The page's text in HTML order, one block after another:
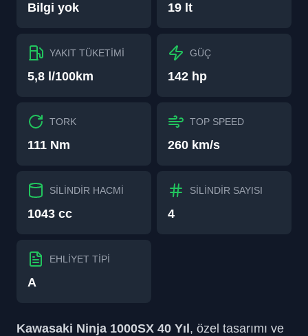
Bilgi yok 19 lt
YAKIT TÜKETİMİ
5,8 l/100km
GÜÇ
142 hp
TORK
111 Nm
TOP SPEED
260 km/s
SİLİNDİR HACMİ
1043 cc
SİLİNDİR SAYISI
4
EHLİYET TİPİ
A
Kawasaki Ninja 1000SX 40 Yıl , özel tasarımı ve